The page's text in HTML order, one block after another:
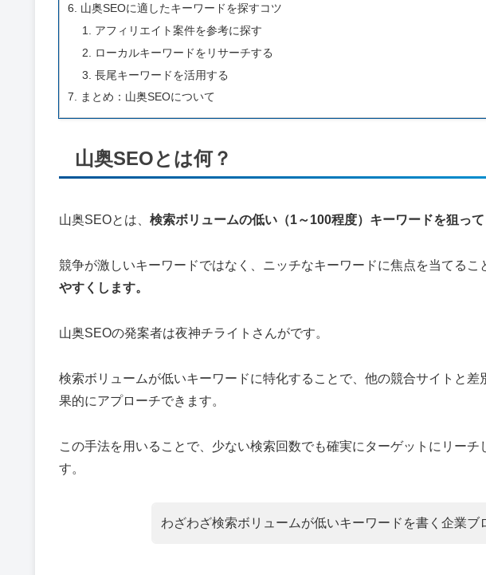
山奥SEOに適したキーワードを探すコツ
アフィリエイト案件を参考に探す
ローカルキーワードをリサーチする
長尾キーワードを活用する
まとめ：山奥SEOについて
山奥SEOとは何？
山奥SEOとは、 検索ボリュームの低い（1～100程度）キーワードを狙っ
競争が激しいキーワードではなく、ニッチなキーワードに焦点を当てるこ
やすくします。
山奥SEOの発案者は夜神チライトさんがです。
検索ボリュームが低いキーワードに特化することで、他の競合サイトと
果的にアプローチできます。
この手法を用いることで、少ない検索回数でも確実にターゲットにリー
す。
わざわざ検索ボリュームが低いキーワードを書く企業